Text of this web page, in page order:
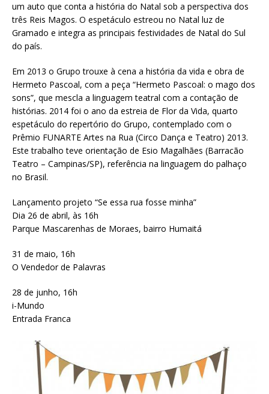
um auto que conta a história do Natal sob a perspectiva dos
três Reis Magos. O espetáculo estreou no Natal luz de
Gramado e integra as principais festividades de Natal do Sul
do país.
Em 2013 o Grupo trouxe à cena a história da vida e obra de
Hermeto Pascoal, com a peça “Hermeto Pascoal: o mago dos
sons”, que mescla a linguagem teatral com a contação de
histórias. 2014 foi o ano da estreia de Flor da Vida, quarto
espetáculo do repertório do Grupo, contemplado com o
Prêmio FUNARTE Artes na Rua (Circo Dança e Teatro) 2013.
Este trabalho teve orientação de Esio Magalhães (Barracão
Teatro – Campinas/SP), referência na linguagem do palhaço
no Brasil.
Lançamento projeto “Se essa rua fosse minha”
Dia 26 de abril, às 16h
Parque Mascarenhas de Moraes, bairro Humaitá
31 de maio, 16h
O Vendedor de Palavras
28 de junho, 16h
i-Mundo
Entrada Franca